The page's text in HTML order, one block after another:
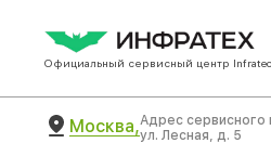
Официальный сервисный центр
Москва,Адрес сервисного
ул. Лесная, д. 5